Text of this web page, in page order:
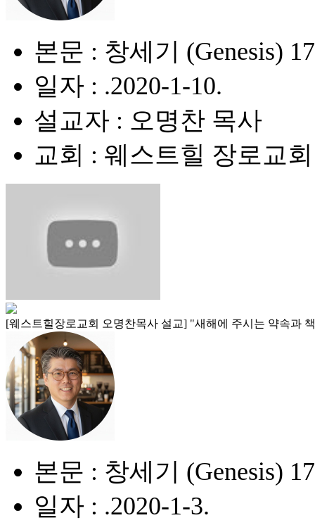
본문 : 창세기 (Genesis)
일자 : .2020-1-10.
설교자 : 오명찬 목사
교회 : 웨스트힐 장로교회
[웨스트힐장로교회 오명찬목사 설교] "새해에 주시는 약속과 책
본문 : 창세기 (Genesis)
일자 : .2020-1-3.